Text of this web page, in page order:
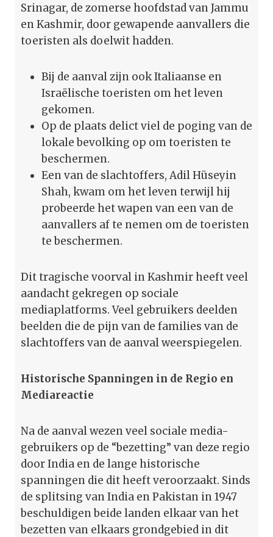
Srinagar, de zomerse hoofdstad van Jammu
en Kashmir, door gewapende aanvallers die
toeristen als doelwit hadden.
Bij de aanval zijn ook Italiaanse en
Israëlische toeristen om het leven
gekomen.
Op de plaats delict viel de poging van de
lokale bevolking op om toeristen te
beschermen.
Een van de slachtoffers, Adil Hüseyin
Shah, kwam om het leven terwijl hij
probeerde het wapen van een van de
aanvallers af te nemen om de toeristen
te beschermen.
Dit tragische voorval in Kashmir heeft veel
aandacht gekregen op sociale
mediaplatforms. Veel gebruikers deelden
beelden die de pijn van de families van de
slachtoffers van de aanval weerspiegelen.
Historische Spanningen in de Regio en
Mediareactie
Na de aanval wezen veel sociale media-
gebruikers op de “bezetting” van deze regio
door India en de lange historische
spanningen die dit heeft veroorzaakt. Sinds
de splitsing van India en Pakistan in 1947
beschuldigen beide landen elkaar van het
bezetten van elkaars grondgebied in dit